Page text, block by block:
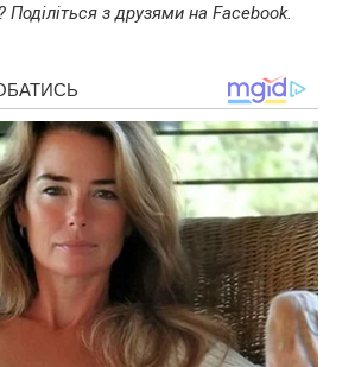
Поділіться з друзями на Facebook.